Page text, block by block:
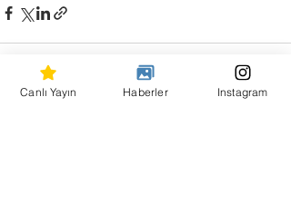
Canlı Yayın Haberler Instagram